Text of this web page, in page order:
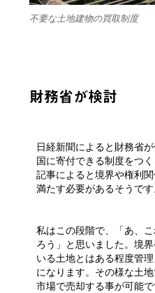
不要な土地建物の買取制度
財務省が検討
日経新聞によると財務省
国に寄付できる制度をつ
記事によると境界や権利
満たす必要があるそうです
私はこの段階で、「あ、
ろう」と思いました。境
いる土地とはある程度管
になります。その様な土
市場で売却する事が可能で